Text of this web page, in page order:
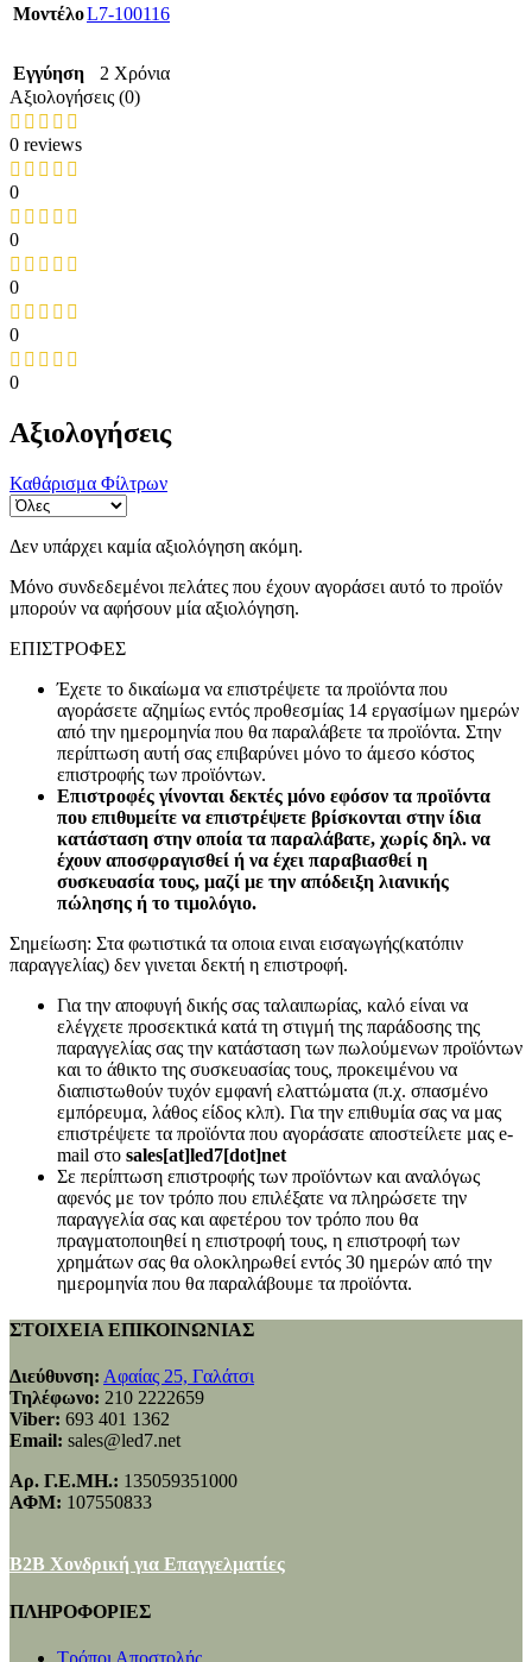
MοντέλοL7-100116
Εγγύηση
2 Χρόνια
Αξιολογήσεις (0)
0 reviews
0
0
0
0
0
Αξιολογήσεις
Καθάρισμα Φίλτρων
Δεν υπάρχει καμία αξιολόγηση ακόμη.
Μόνο συνδεδεμένοι πελάτες που έχουν αγοράσει αυτό το προϊόν
μπορούν να αφήσουν μία αξιολόγηση.
ΕΠΙΣΤΡΟΦΕΣ
Έχετε το δικαίωμα να επιστρέψετε τα προϊόντα που
αγοράσετε αζημίως εντός προθεσμίας 14 εργασίμων ημερών
από την ημερομηνία που θα παραλάβετε τα προϊόντα. Στην
περίπτωση αυτή σας επιβαρύνει μόνο το άμεσο κόστος
επιστροφής των προϊόντων.
Επιστροφές γίνονται δεκτές μόνο εφόσον τα προϊόντα
που επιθυμείτε να επιστρέψετε βρίσκονται στην ίδια
κατάσταση στην οποία τα παραλάβατε, χωρίς δηλ. να
έχουν αποσφραγισθεί ή να έχει παραβιασθεί η
συσκευασία τους, μαζί με την απόδειξη λιανικής
πώλησης ή το τιμολόγιο.
Σημείωση: Στα φωτιστικά τα οποια ειναι εισαγωγής(κατόπιν
παραγγελίας) δεν γινεται δεκτή η επιστροφή.
Για την αποφυγή δικής σας ταλαιπωρίας, καλό είναι να
ελέγχετε προσεκτικά κατά τη στιγμή της παράδοσης της
παραγγελίας σας την κατάσταση των πωλούμενων προϊόντων
και το άθικτο της συσκευασίας τους, προκειμένου να
διαπιστωθούν τυχόν εμφανή ελαττώματα (π.χ. σπασμένο
εμπόρευμα, λάθος είδος κλπ). Για την επιθυμία σας να μας
επιστρέψετε τα προϊόντα που αγοράσατε αποστείλετε μας e-
mail στο sales[at]led7[dot]net
Σε περίπτωση επιστροφής των προϊόντων και αναλόγως
αφενός με τον τρόπο που επιλέξατε να πληρώσετε την
παραγγελία σας και αφετέρου τον τρόπο που θα
πραγματοποιηθεί η επιστροφή τους, η επιστροφή των
χρημάτων σας θα ολοκληρωθεί εντός 30 ημερών από την
ημερομηνία που θα παραλάβουμε τα προϊόντα.
ΣΤΟΙΧΕΙΑ ΕΠΙΚΟΙΝΩΝΙΑΣ
Διεύθυνση: Αφαίας 25, Γαλάτσι
Τηλέφωνο: 210 2222659
Viber: 693 401 1362
Email: sales@led7.net
Αρ. Γ.Ε.ΜΗ.: 135059351000
ΑΦΜ: 107550833
B2B Χονδρική για Επαγγελματίες
ΠΛΗΡΟΦΟΡΙΕΣ
Τρόποι Αποστολής